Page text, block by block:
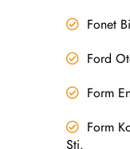
Fonet
Ford
Form
Form
Şti.